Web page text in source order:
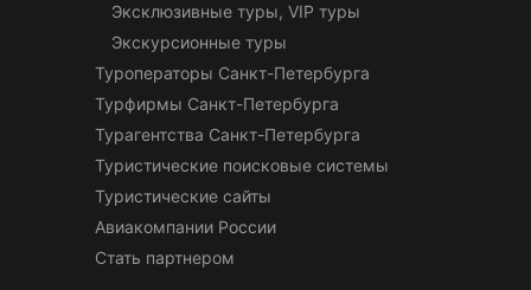
Эксклюзивные туры, VIP туры
Экскурсионные туры
Туроператоры Санкт-Петербурга
Турфирмы Санкт-Петербурга
Турагентства Санкт-Петербурга
Туристические поисковые системы
Туристические сайты
Авиакомпании России
Стать партнером